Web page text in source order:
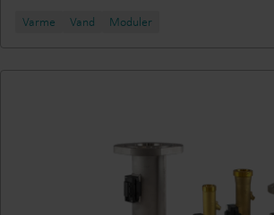
Varme Vand Moduler